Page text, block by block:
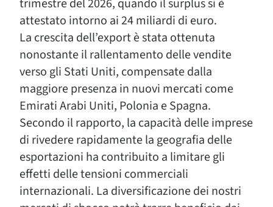
trimestre del 2026, quando il surplus si è
attestato intorno ai 24 miliardi di euro.
La crescita dell’export è stata ottenuta
nonostante il rallentamento delle vendite
verso gli Stati Uniti, compensate dalla
maggiore presenza in nuovi mercati come
Emirati Arabi Uniti, Polonia e Spagna.
Secondo il rapporto, la capacità delle imprese
di rivedere rapidamente la geografia delle
esportazioni ha contribuito a limitare gli
effetti delle tensioni commerciali
internazionali. La diversificazione dei nostri